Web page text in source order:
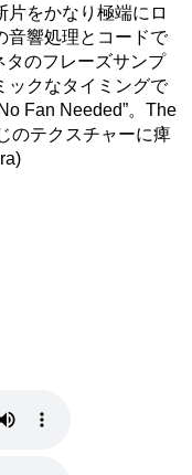
片をかなり極端にロ
音響処理とコードで
タのフレーズサンプ
ックなタイミングで
Fan Needed”。The
のテクスチャーに痺